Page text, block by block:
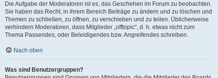
Die Aufgabe der Moderatoren ist es, das Geschehen im Forum zu beobachten.
Sie haben das Recht, in ihrem Bereich Beiträge zu ändern und zu löschen und
Themen zu schließen, zu öffnen, zu verschieben und zu teilen. Üblicherweise
verhindern Moderatoren, dass Mitglieder „offtopic“, d. h. etwas nicht zum
Thema Passendes, oder Beleidigendes bzw. Angreifendes schreiben.
Nach oben
Was sind Benutzergruppen?